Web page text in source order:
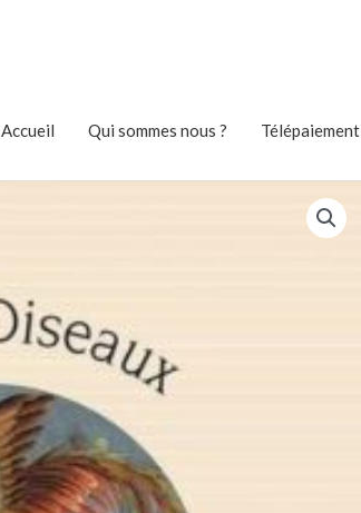
Accueil Qui sommes nous ? Télépaiement